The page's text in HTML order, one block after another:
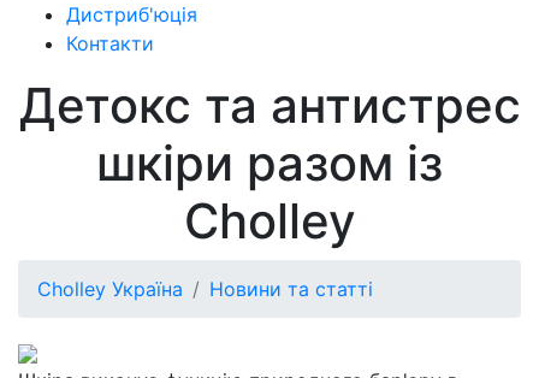
Дистриб'юція
Контакти
Детокс та антистрес
шкіри разом із
Cholley
Cholley Україна Новини та статті